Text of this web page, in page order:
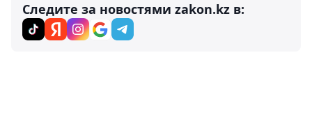
Следите за новостями zakon.kz в: